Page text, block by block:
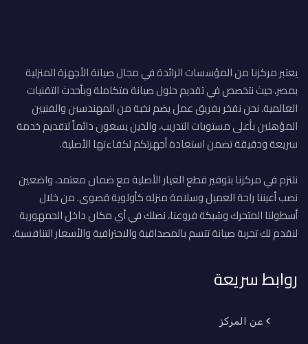
يعتبر مركزنا من المؤسسات الرائدة في مجال صيانة الأجهزة المنزلية
بمصر، حيث نتخصص في تقديم حلول صيانة متكاملة وبأحدث التقنيات
العالمية. نحن نفخر بفريق عمل يضم نخبة من المهندسين والفنيين
المؤهلين بأعلى مستويات التدريب، والذين يسعون دائماً لتقديم خدمة
سريعة ودقيقة تضمن استعادة أجهزتكم لكفاءتها الأصلية.
نلتزم في مركزنا بتوفير قطع الغيار الأصلية مع ضمان معتمد، واضعين
نصب أعيننا راحة العميل وسلامة منزله كأولوية قصوى. من خلال
أسطولنا المتحرك وشبكة فروعنا، نصلك في أي مكان داخل الجمهورية
لنقدم لك تجربة صيانة تتسم بالمصداقية والاحترافية والأسعار التنافسية.
روابط سريعة
عن المركز